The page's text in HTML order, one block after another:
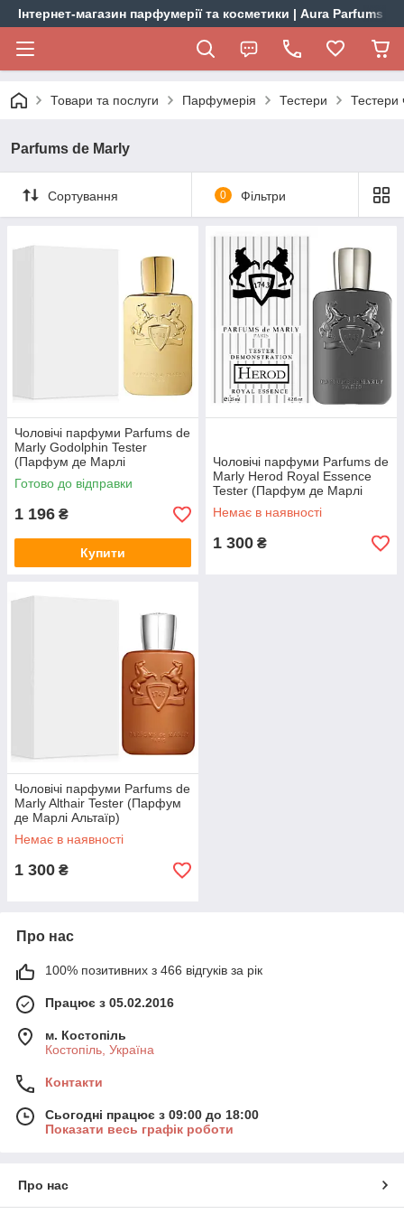
Інтернет-магазин парфумерії та косметики | Aura Parfums
Товари та послуги Парфумерія Тестери Тестери
Parfums de Marly
Сортування 0 Фільтри
Чоловічі парфуми Parfums de
Marly Godolphin Tester
(Парфум де Марлі
Годольфин) Парфумована
вода 125 ml/мл Тестер
Готово до відправки
1 196 ₴
Купити
Чоловічі парфуми Parfums de
Marly Herod Royal Essence
Tester (Парфум де Марлі
Херод) 125 ml/мл Тестер
Немає в наявності
1 300 ₴
Чоловічі парфуми Parfums de
Marly Althair Tester (Парфум
де Марлі Альтаїр)
Парфумована вода 125 ml/
мл Тестер
Немає в наявності
1 300 ₴
Про нас
100% позитивних з 466 відгуків за рік
Працює з 05.02.2016
м. Костопіль
Костопіль, Україна
Контакти
Сьогодні працює з 09:00 до 18:00
Показати весь графік роботи
Про нас